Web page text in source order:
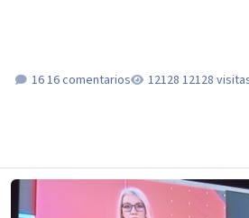
16 comentarios 12128
Flow TV Clásico HD | CABA, Buenos Aires |